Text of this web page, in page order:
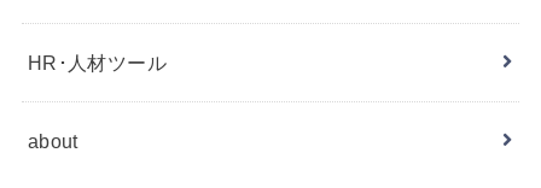
HR･人材ツール
about